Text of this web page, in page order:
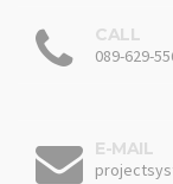
CALL
089-629-
E-MAIL